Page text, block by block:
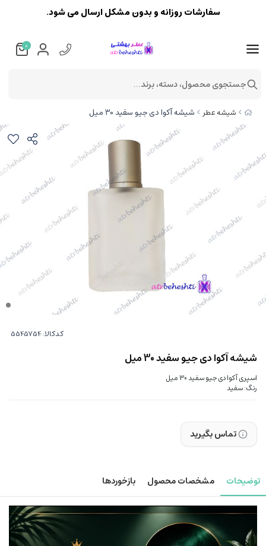
شیشه عطر شیشه آکوا دی جیو سفید 30 میل
کدکالا:
شیشه آکوا دی جیو سفید 30 میل
اسپری آکوا دی جیو سفید 30 میل
رنگ: سفید
تماس بگیرید
توضیحات مشخصات محصول بازخوردها
سفارشات روزانه و بدون مشکل ارسال می شود.
0
جستجوی محصول، دسته، برند...